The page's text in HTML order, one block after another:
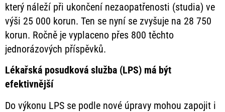
který náleží při ukončení nezaopatřenosti (studia) ve
výši 25 000 korun. Ten se nyní se zvyšuje na 28 750
korun. Ročně je vyplaceno přes 800 těchto
jednorázových příspěvků.
Lékařská posudková služba (LPS) má být
efektivnější
Do výkonu LPS se podle nové úpravy mohou zapojit i